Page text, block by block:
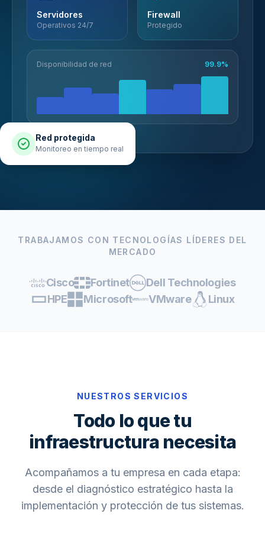
Servidores
Operativos 24/7
Firewall
Protegido
Disponibilidad de red 99.9%
Red protegida
Monitoreo en tiempo real
TRABAJAMOS CON TECNOLOGÍAS LÍDERES DEL
MERCADO
Cisco Fortinet
Dell Technologies
HPE
Microsoft VMware Linux
NUESTROS SERVICIOS
Todo lo que tu
infraestructura necesita
Acompañamos a tu empresa en cada etapa:
desde el diagnóstico estratégico hasta la
implementación y protección de tus sistemas.